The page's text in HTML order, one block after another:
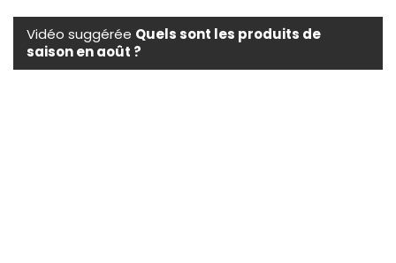
Vidéo suggérée Quels sont les produits de
saison en août ?